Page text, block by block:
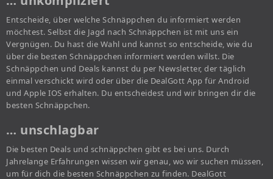
Entscheide, über welche Schnäppchen du informiert werden
möchtest. Selbst die Jagd nach Schnäppchen ist mit uns ein
Vergnügen. Du hast die Wahl und kannst so entscheide, wie du
über die besten Schnäppchen informiert werden willst. Die
Schnäppchen und Deals kannst du per Newsletter, der täglich
einmal verschickt wird oder über die DealGott App für Android
und Apple IOS erhalten. Du entscheidest und wir bringen dir die
besten Schnäppchen.
… unschlagbar
Die besten Deals und schnäppchen gibt es bei uns. Durch
Jahrelange Erfahrungen wissen wir genau, wo wir suchen müssen,
um für dich die besten Schnäppchen zu finden. DealGott